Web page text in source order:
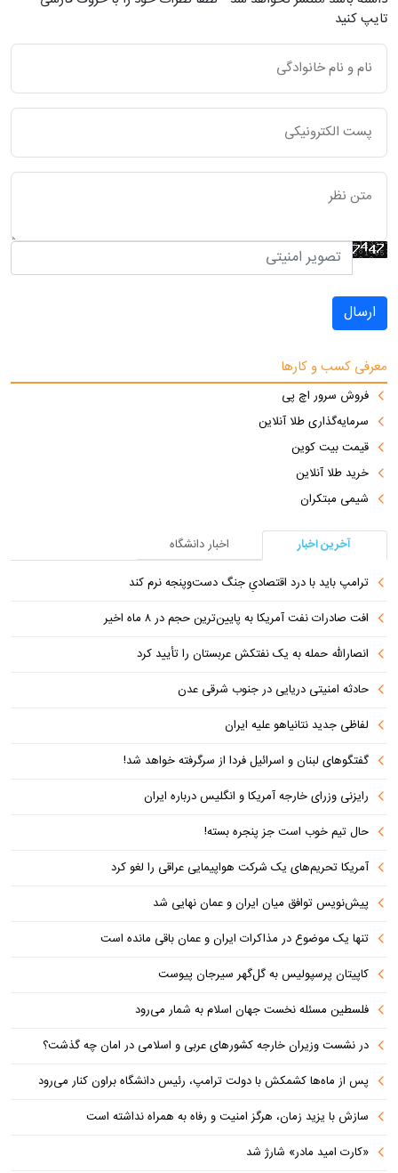
تایپ کنید
ارسال
معرفی کسب و کارها
فروش سرور اچ پی
سرمایه‌گذاری طلا آنلاین
قیمت بیت کوین
خرید طلا آنلاین
شیمی مبتکران
آخرین اخبار
اخبار دانشگاه
ترامپ باید با درد اقتصادیِ جنگ دست‌و‌پنجه نرم کند
افت صادرات نفت آمریکا به پایین‌ترین حجم در ۸ ماه اخیر
انصارالله حمله به یک نفتکش عربستان را تأیید کرد
حادثه امنیتی دریایی در جنوب شرقی عدن
لفاظی جدید نتانیاهو علیه ایران
گفتگوهای لبنان و اسرائیل فردا از سرگرفته خواهد شد!
رایزنی وزرای خارجه آمریکا و انگلیس درباره ایران
حال تیم خوب است جز پنجره بسته!
آمریکا تحریم‌های یک شرکت هواپیمایی عراقی را لغو کرد
پیش‌نویس توافق میان ایران و عمان نهایی شد
تنها یک موضوع در مذاکرات ایران و عمان باقی مانده است
کاپیتان پرسپولیس به گل‌گهر سیرجان پیوست
فلسطین مسئله نخست جهان اسلام به شمار می‌رود
در نشست وزیران خارجه کشورهای عربی و اسلامی در امان چه گذشت؟
پس از ماه‌ها کشمکش با دولت ترامپ، رئیس دانشگاه براون کنار می‌رود
سازش با یزید زمان، هرگز امنیت و رفاه به همراه نداشته است
«کارت امید مادر» شارژ شد